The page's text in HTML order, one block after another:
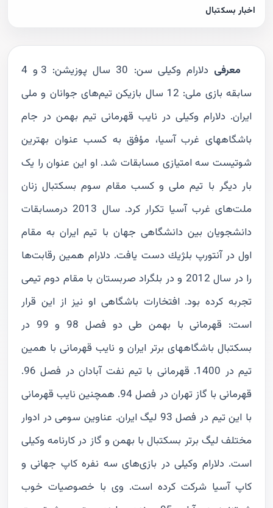
اخبار بسکتبال
معرفی‌
دلارام وکیلی سن: 30 سال پوزیشن: 3 و 4
سابقه بازی ملی: 12 سال بازیکن تیم‌های جوانان و ملی
ایران. دلارام وکیلی در نایب قهرمانی تیم بهمن در جام
باشگاههای غرب آسیا، مؤفق به کسب عنوان بهترین
شوتیست سه امتیازی مسابقات شد. او این عنوان را یک
بار دیگر با تیم ملی و کسب مقام سوم بسکتبال زنان
ملت‌های غرب آسیا تکرار کرد. سال 2013 درمسابقات
دانشجويان بین دانشگاهی جهان با تیم ایران به مقام
اول در آنتورپ بلژيك دست یافت. دلارام همین رقابت‌ها
را در سال 2012 و در بلگراد صربستان با مقام دوم تیمی
تجربه کرده بود. افتخارات باشگاهی او نیز از این قرار
است: قهرمانی با بهمن طی دو فصل 98 و 99 در
بسکتبال باشگاههای برتر ایران و نایب قهرمانی با همین
تیم در 1400. قهرمانی با تیم نفت آبادان در فصل 96.
قهرمانی با گاز تهران در فصل 94. همچنین نایب قهرمانی
با این تیم در فصل 93 لیگ ایران. عناوین سومی در ادوار
مختلف لیگ برتر بسکتبال با بهمن و گاز در کارنامه وکیلی
است. دلارام وکیلی در بازی‌های سه نفره کاپ جهانی و
کاپ آسیا شرکت کرده است. وی با خصوصیات خوب